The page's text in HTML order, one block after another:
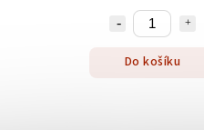
Do košíku